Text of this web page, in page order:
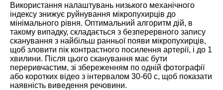
Використання налаштувань низького механічного
індексу знижує руйнування мікропухирців до
мінімального рівня. Оптимальний алгоритм дій, в
такому випадку, складається з безперервного запису
сканування з найбільш ранньої появи мікропухирців,
щоб зловити пік контрастного посилення артерії, і до 1
хвилини. Після цього сканування має бути
переривчастим, зі збереженням по одній фотографії
або коротких відео з інтервалом 30-60 с, щоб показати
наявність виведення речовини.